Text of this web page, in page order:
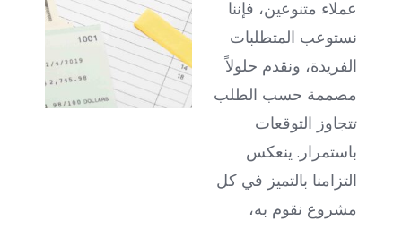
عملاء متنوعين، فإننا
نستوعب المتطلبات
الفريدة، ونقدم حلولاً
مصممة حسب الطلب
تتجاوز التوقعات
باستمرار. ينعكس
التزامنا بالتميز في كل
مشروع نقوم به،